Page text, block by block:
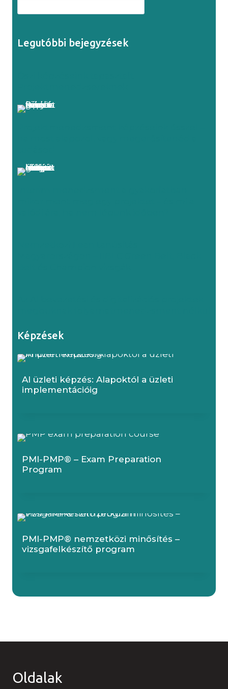
Legutóbbi bejegyzések
Képzések
AI üzleti képzés: Alapoktól a üzleti
implementációig
PMI-PMP® – Exam Preparation
Program
PMI-PMP® nemzetközi minősítés –
vizsgafelkészítő program
Oldalak